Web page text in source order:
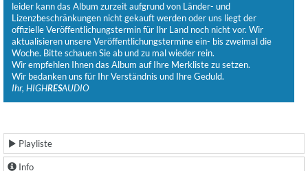
leider kann das Album zurzeit aufgrund von Länder- und
Lizenzbeschränkungen nicht gekauft werden oder uns liegt der
offizielle Veröffentlichungstermin für Ihr Land noch nicht vor. Wir
aktualisieren unsere Veröffentlichungstermine ein- bis zweimal die
Woche. Bitte schauen Sie ab und zu mal wieder rein.
Wir empfehlen Ihnen das Album auf Ihre Merkliste zu setzen.
Wir bedanken uns für Ihr Verständnis und Ihre Geduld.
Ihr, HIGHRESAUDIO
Playliste
Info